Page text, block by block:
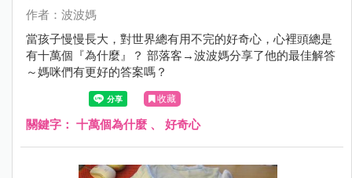
作者：波波媽
當孩子慢慢長大，對世界總有用不完的好奇心，心裡頭總是
有十萬個『為什麼』？ 部落客→波波媽分享了他的最佳解答
～媽咪們有更好的答案嗎？
收藏
關鍵字： 十萬個為什麼 、 好奇心